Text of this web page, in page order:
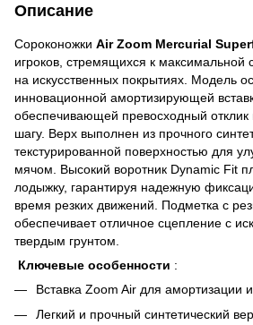
Описание
Сороконожки Air Zoom Mercurial
игроков, стремящихся к максимальной
на искусственных покрытиях. Модель
инновационной амортизирующей
обеспечивающей превосходный
шагу. Верх выполнен из прочного
текстурированной поверхностью для
мячом. Высокий воротник Dynamic Fit
лодыжку, гарантируя надежную
время резких движений. Подметка с
обеспечивает отличное сцепление с
твердым грунтом.
Ключевые особенности :
Вставка Zoom Air для амортизации
Легкий и прочный синтетический